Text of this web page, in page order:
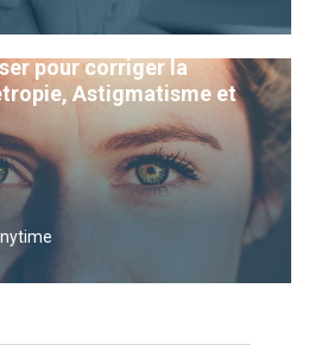
pour corriger la
Astigmatisme et